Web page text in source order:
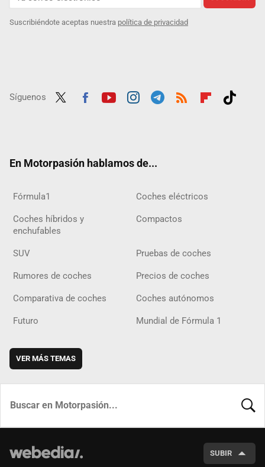
Suscribiéndote aceptas nuestra política de privacidad
Síguenos
En Motorpasión hablamos de...
Fórmula1 Coches eléctricos
Coches híbridos y
enchufables
Compactos
SUV Pruebas de coches
Rumores de coches Precios de coches
Comparativa de coches Coches autónomos
Futuro Mundial de Fórmula 1
VER MÁS TEMAS
SUBIR